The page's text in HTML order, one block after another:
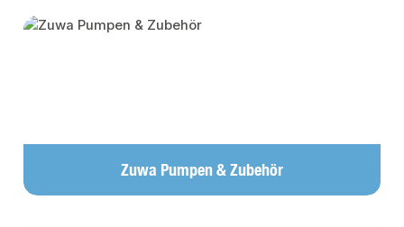
Kategoriegalerie überspringen
Zuwa Pumpen & Zubehör